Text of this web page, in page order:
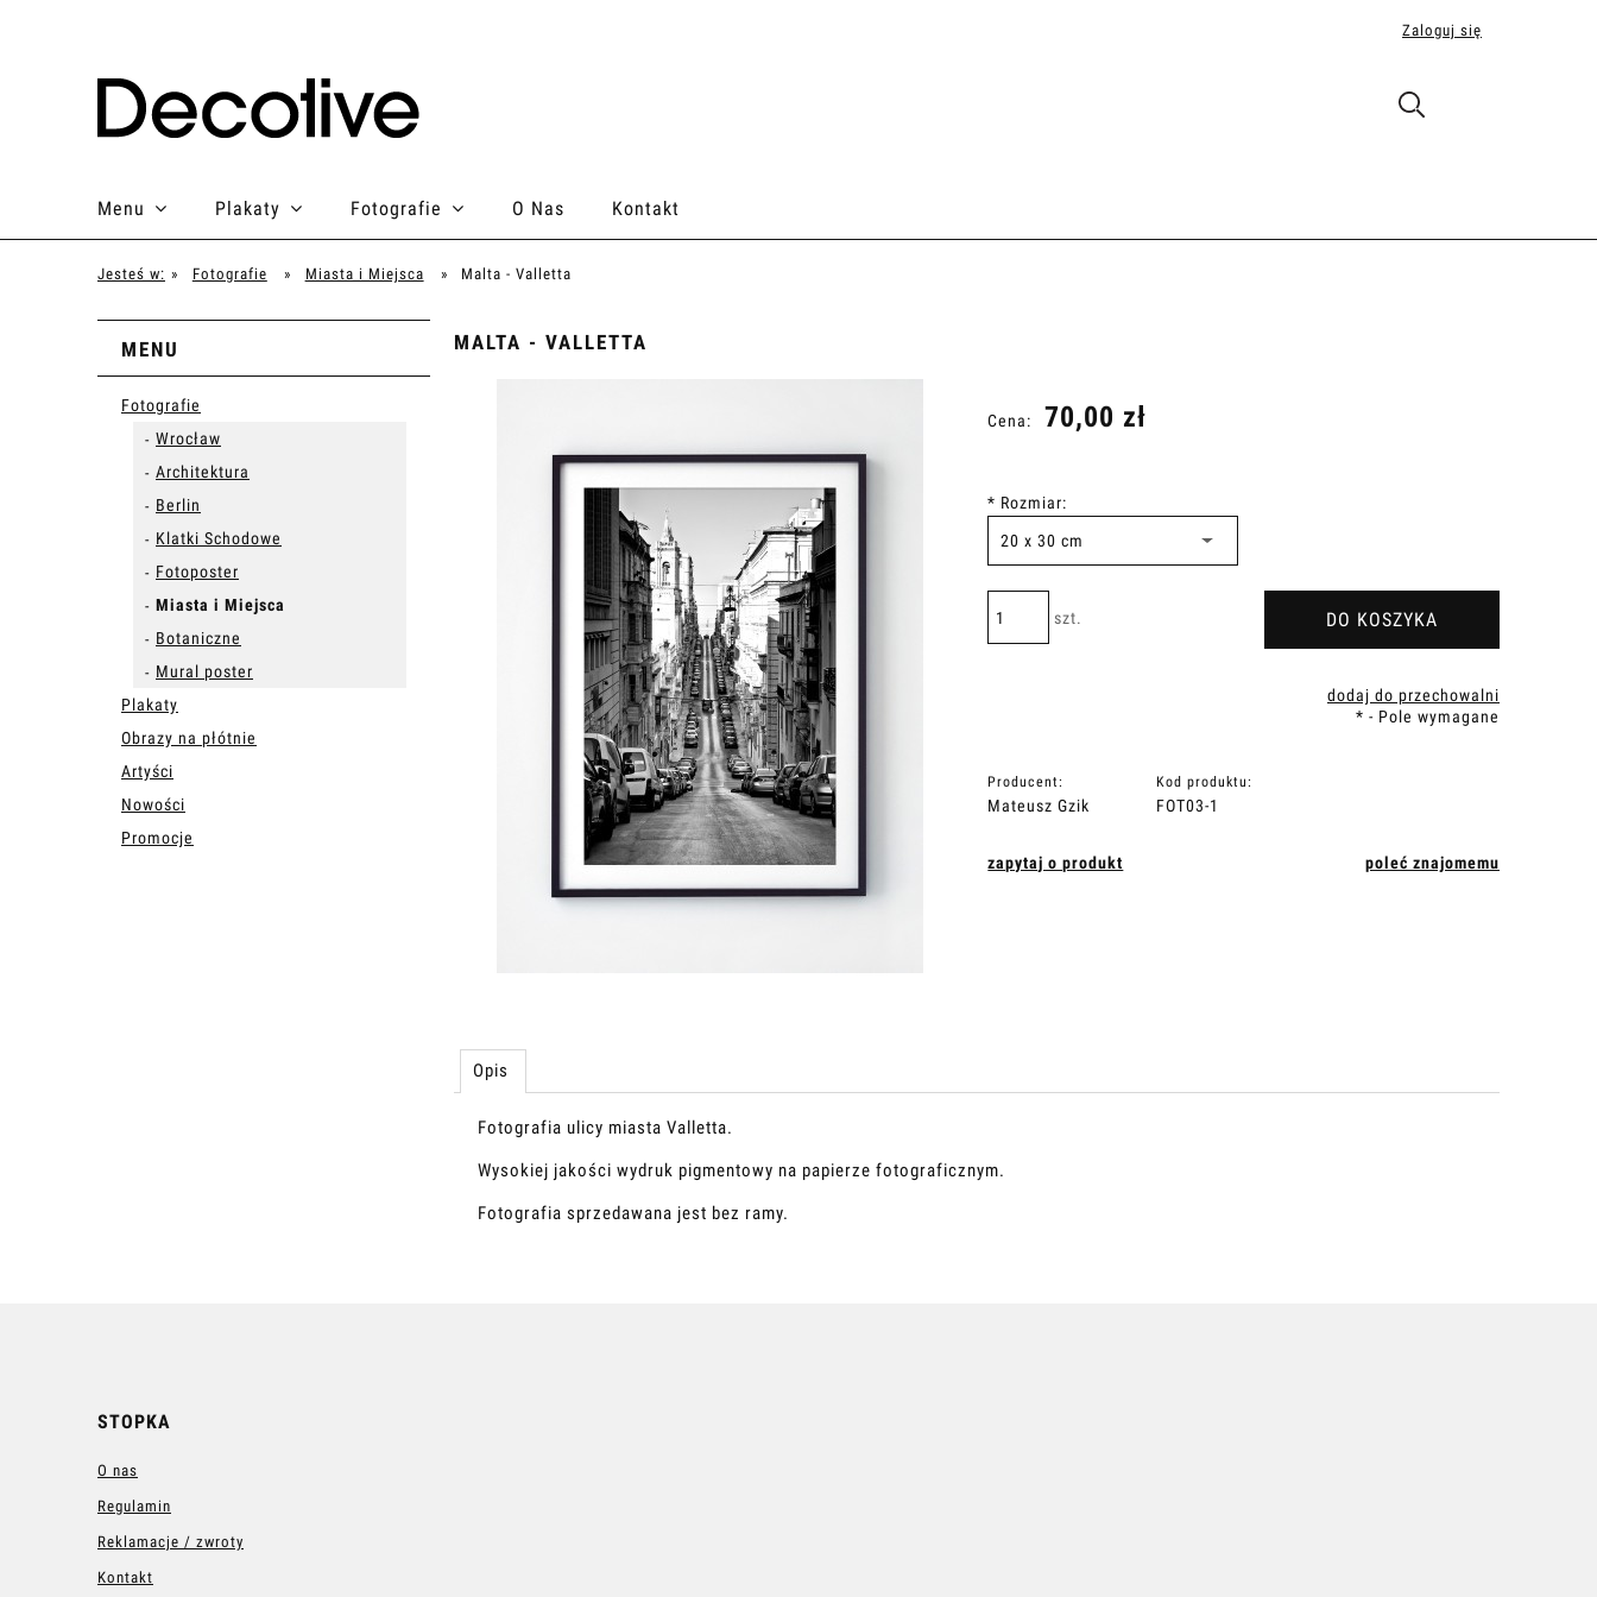
Zaloguj się
Menu Plakaty Fotografie O Nas Kontakt
Jesteś w: » Fotografie » Miasta i Miejsca » Malta - Valletta
MENU
Fotografie
Wrocław
Architektura
Berlin
Klatki Schodowe
Fotoposter
Miasta i Miejsca
Botaniczne
Mural poster
Plakaty
Obrazy na płótnie
Artyści
Nowości
Promocje
MALTA - VALLETTA
Cena: 70,00 zł
* Rozmiar:
szt. DO KOSZYKA
dodaj do przechowalni
* - Pole wymagane
Producent:
Mateusz Gzik
Kod produktu:
FOT03-1
zapytaj o produkt poleć znajomemu
Opis
Fotografia ulicy miasta Valletta.
Wysokiej jakości wydruk pigmentowy na papierze fotograficznym.
Fotografia sprzedawana jest bez ramy.
STOPKA
O nas
Regulamin
Reklamacje / zwroty
Kontakt